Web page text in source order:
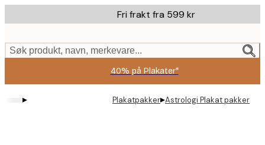
to
content.
Fri frakt fra 599 kr
Søk produkt, navn, merkevare...
40% på Plakater*
▸ Plakatpakker▸Astrologi Plakat pakker